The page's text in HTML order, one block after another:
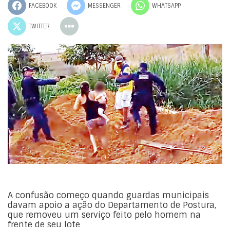
FACEBOOK MESSENGER WHATSAPP
TWITTER
A confusão começo quando guardas municipais
davam apoio a ação do Departamento de Postura,
que removeu um serviço feito pelo homem na
frente de seu lote